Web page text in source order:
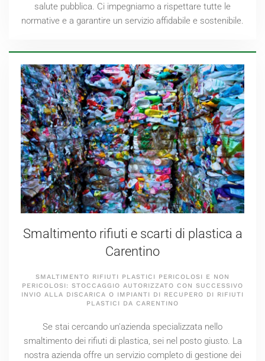
salute pubblica. Ci impegniamo a rispettare tutte le
normative e a garantire un servizio affidabile e sostenibile.
Smaltimento rifiuti e scarti di plastica a
Carentino
SMALTIMENTO RIFIUTI PLASTICI PERICOLOSI E NON
PERICOLOSI: STOCCAGGIO AUTORIZZATO CON SUCCESSIVO
INVIO ALLA DISCARICA O IMPIANTI DI RECUPERO DI RIFIUTI
PLASTICI DA CARENTINO
Se stai cercando un'azienda specializzata nello
smaltimento dei rifiuti di plastica, sei nel posto giusto. La
nostra azienda offre un servizio completo di gestione dei